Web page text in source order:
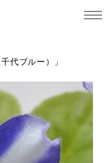
代ブルー）」